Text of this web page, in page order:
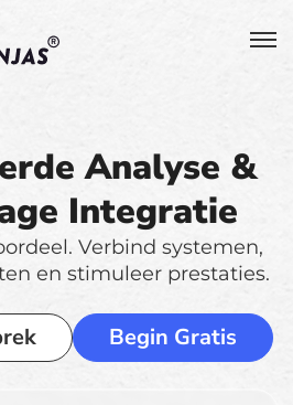
Analyse &
Integratie
Verbind systemen,
en stimuleer prestaties.
Begin Gratis